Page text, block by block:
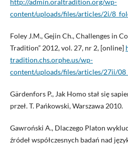
http://admin.oraltradition.org/wp-
content/uploads/files/articles/2i/
Foley J.M., Gejin Ch., Challenges in
Tradition” 2012, vol. 27, nr 2, [online]
tradition.chs.orphe.us/wp-
content/uploads/files/articles/27ii/
Gärdenfors P., Jak Homo stał się
przeł. T. Pańkowski, Warszawa 2010.
Gawroński A., Dlaczego Platon
źródeł współczesnych badań nad